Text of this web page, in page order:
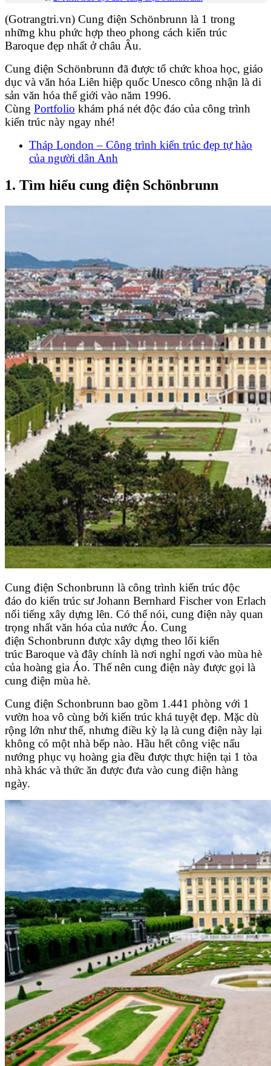
(Gotrangtri.vn) Cung điện Schönbrunn là 1 trong
những khu phức hợp theo phong cách kiến trúc
Baroque đẹp nhất ở châu Âu.
Cung điện Schönbrunn đã được tổ chức khoa học, giáo
dục và văn hóa Liên hiệp quốc Unesco công nhận là di
sản văn hóa thế giới vào năm 1996.
Cùng Portfolio khám phá nét độc đáo của công trình
kiến trúc này ngay nhé!
Tháp London – Công trình kiến trúc đẹp tự hào
của người dân Anh
1. Tìm hiểu cung điện Schönbrunn
Cung điện Schonbrunn là công trình kiến trúc độc
đáo do kiến trúc sư Johann Bernhard Fischer von Erlach
nổi tiếng xây dựng lên. Có thể nói, cung điện này quan
trọng nhất văn hóa của nước Áo. Cung
điện Schonbrunn được xây dựng theo lối kiến
trúc Baroque và đây chính là nơi nghỉ ngơi vào mùa hè
của hoàng gia Áo. Thế nên cung điện này được gọi là
cung điện mùa hè.
Cung điện Schonbrunn bao gồm 1.441 phòng với 1
vườn hoa vô cùng bởi kiến trúc khá tuyệt đẹp. Mặc dù
rộng lớn như thế, nhưng điều kỳ lạ là cung điện này lại
không có một nhà bếp nào. Hầu hết công việc nấu
nướng phục vụ hoàng gia đều được thực hiện tại 1 tòa
nhà khác và thức ăn được đưa vào cung điện hàng
ngày.